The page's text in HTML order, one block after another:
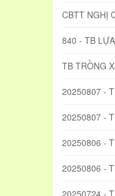
CBTT NGHỊ
840 - TB
TB TRỒNG
20250807 -
20250807 -
20250806 -
20250806 -